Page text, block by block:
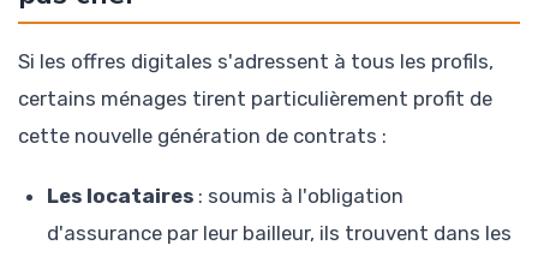
Si les offres digitales s'adressent à tous les profils,
certains ménages tirent particulièrement profit de
cette nouvelle génération de contrats :
Les locataires : soumis à l'obligation
d'assurance par leur bailleur, ils trouvent dans les